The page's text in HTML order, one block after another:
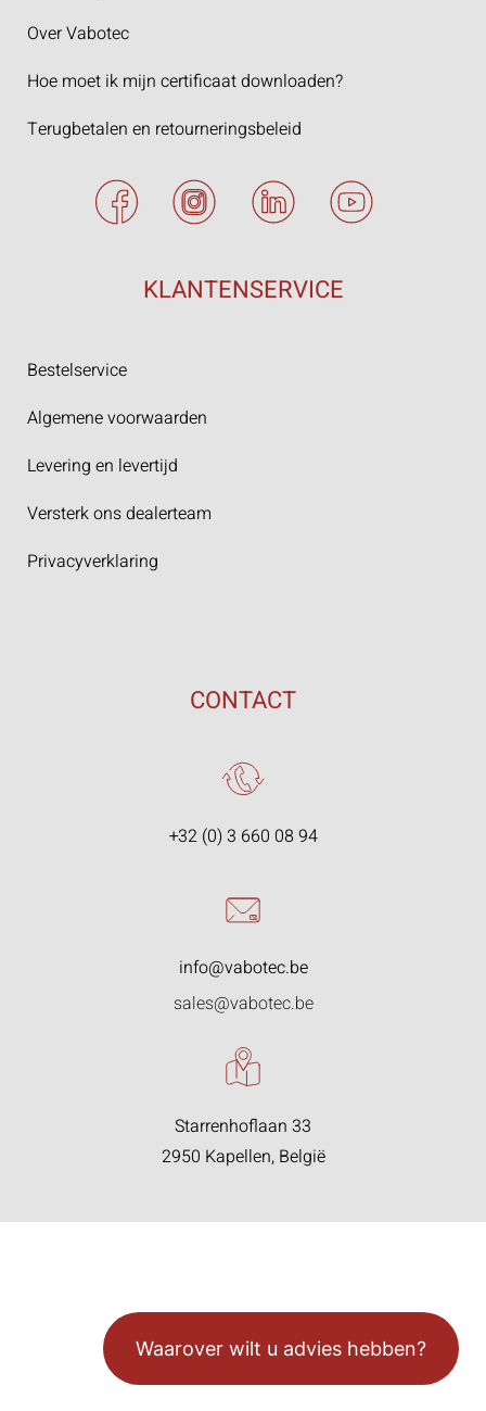
Waarover wilt u advies hebben?
Over Vabotec
Hoe moet ik mijn certificaat downloaden?
Terugbetalen en retourneringsbeleid
KLANTENSERVICE
Bestelservice
Algemene voorwaarden
Levering en levertijd
Versterk ons dealerteam
Privacyverklaring
CONTACT
+32 (0) 3 660 08 94
info@vabotec.be
sales@vabotec.be
Starrenhoflaan 33
2950 Kapellen, België